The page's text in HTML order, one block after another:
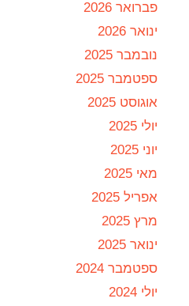
פברואר 2026
ינואר 2026
נובמבר 2025
ספטמבר 2025
אוגוסט 2025
יולי 2025
יוני 2025
מאי 2025
אפריל 2025
מרץ 2025
ינואר 2025
ספטמבר 2024
יולי 2024